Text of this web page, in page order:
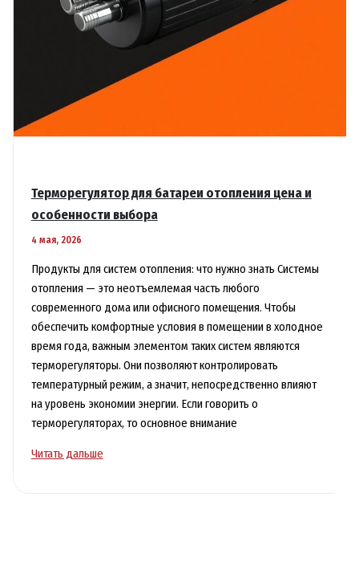
Терморегулятор для батареи отопления цена и
особенности выбора
4 мая, 2026
Продукты для систем отопления: что нужно знать Системы
отопления — это неотъемлемая часть любого
современного дома или офисного помещения. Чтобы
обеспечить комфортные условия в помещении в холодное
время года, важным элементом таких систем являются
терморегуляторы. Они позволяют контролировать
температурный режим, а значит, непосредственно влияют
на уровень экономии энергии. Если говорить о
терморегуляторах, то основное внимание
Терморегулятор
Читать дальше